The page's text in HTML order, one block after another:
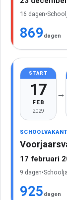
16 dagen•
869 dagen
START
17
FEB
2029
→
17 februari
9 dagen•
925 dagen